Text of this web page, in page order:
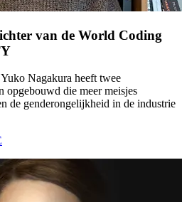
van de World Coding
Nagakura heeft twee
opgebouwd die meer meisjes
de genderongelijkheid in de industrie